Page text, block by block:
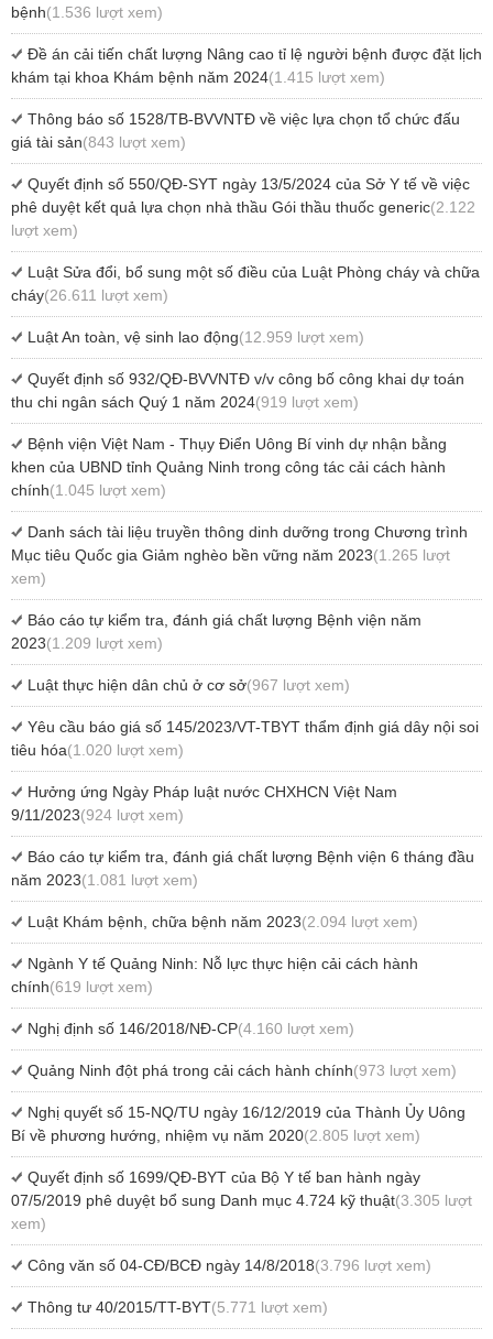
bệnh(1.536 lượt xem)
Đề án cải tiến chất lượng Nâng cao tỉ lệ người bệnh được đặt lịch
khám tại khoa Khám bệnh năm 2024(1.415 lượt xem)
Thông báo số 1528/TB-BVVNTĐ về việc lựa chọn tổ chức đấu
giá tài sản(843 lượt xem)
Quyết định số 550/QĐ-SYT ngày 13/5/2024 của Sở Y tế về việc
phê duyệt kết quả lựa chọn nhà thầu Gói thầu thuốc generic(2.122
lượt xem)
Luật Sửa đổi, bổ sung một số điều của Luật Phòng cháy và chữa
cháy(26.611 lượt xem)
Luật An toàn, vệ sinh lao động(12.959 lượt xem)
Quyết định số 932/QĐ-BVVNTĐ v/v công bố công khai dự toán
thu chi ngân sách Quý 1 năm 2024(919 lượt xem)
Bệnh viện Việt Nam - Thụy Điển Uông Bí vinh dự nhận bằng
khen của UBND tỉnh Quảng Ninh trong công tác cải cách hành
chính(1.045 lượt xem)
Danh sách tài liệu truyền thông dinh dưỡng trong Chương trình
Mục tiêu Quốc gia Giảm nghèo bền vững năm 2023(1.265 lượt
xem)
Báo cáo tự kiểm tra, đánh giá chất lượng Bệnh viện năm
2023(1.209 lượt xem)
Luật thực hiện dân chủ ở cơ sở(967 lượt xem)
Yêu cầu báo giá số 145/2023/VT-TBYT thẩm định giá dây nội soi
tiêu hóa(1.020 lượt xem)
Hưởng ứng Ngày Pháp luật nước CHXHCN Việt Nam
9/11/2023(924 lượt xem)
Báo cáo tự kiểm tra, đánh giá chất lượng Bệnh viện 6 tháng đầu
năm 2023(1.081 lượt xem)
Luật Khám bệnh, chữa bệnh năm 2023(2.094 lượt xem)
Ngành Y tế Quảng Ninh: Nỗ lực thực hiện cải cách hành
chính(619 lượt xem)
Nghị định số 146/2018/NĐ-CP(4.160 lượt xem)
Quảng Ninh đột phá trong cải cách hành chính(973 lượt xem)
Nghị quyết số 15-NQ/TU ngày 16/12/2019 của Thành Ủy Uông
Bí về phương hướng, nhiệm vụ năm 2020(2.805 lượt xem)
Quyết định số 1699/QĐ-BYT của Bộ Y tế ban hành ngày
07/5/2019 phê duyệt bổ sung Danh mục 4.724 kỹ thuật(3.305 lượt
xem)
Công văn số 04-CĐ/BCĐ ngày 14/8/2018(3.796 lượt xem)
Thông tư 40/2015/TT-BYT(5.771 lượt xem)